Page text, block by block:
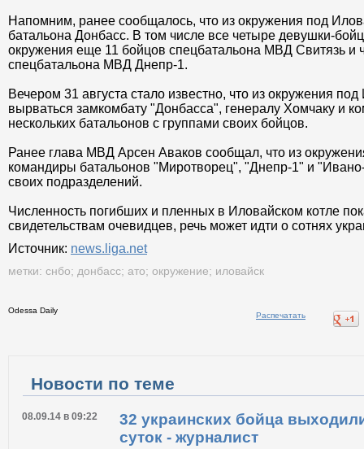
Напомним, ранее сообщалось, что из окружения под
батальона Донбасс. В том числе все четыре девушки-
окружения еще 11 бойцов спецбатальона МВД Свитязь и
спецбатальона МВД Днепр-1.
Вечером 31 августа стало известно, что из окружения
вырваться замкомбату "Донбасса", генералу Хомчаку и
нескольких батальонов с группами своих бойцов.
Ранее глава МВД Арсен Аваков сообщал, что из
командиры батальонов "Миротворец", "Днепр-1" и
своих подразделений.
Численность погибших и пленных в Иловайском котле
свидетельствам очевидцев, речь может идти о сотнях
Источник: news.liga.net
метки: снбо; донбасс; ато; окружение; иловайск
Odessa Daily
Новости по теме